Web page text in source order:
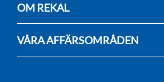
OM REKAL
VÅRA AFFÄRSOMRÅDEN